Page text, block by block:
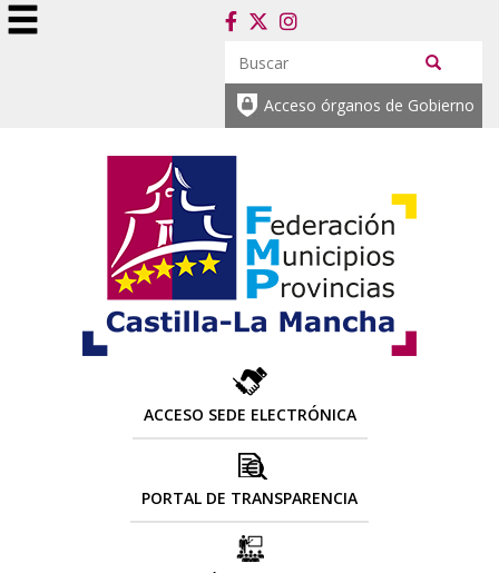
Acceso órganos de Gobierno
ACCESO SEDE ELECTRÓNICA
PORTAL DE TRANSPARENCIA